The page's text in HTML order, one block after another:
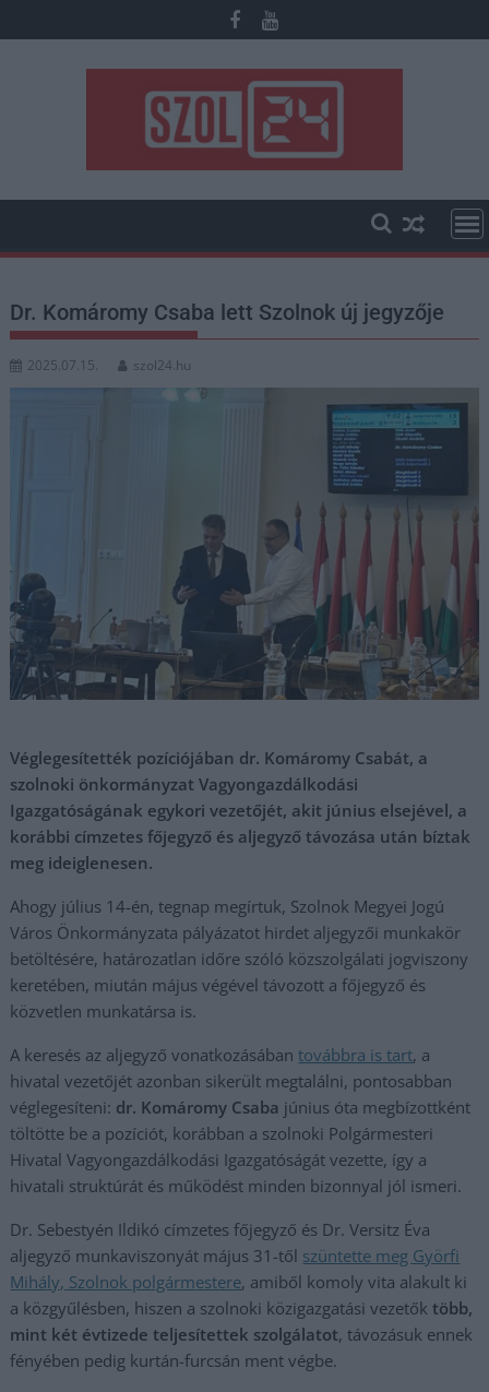
to
Dr. Komáromy Csaba lett Szolnok új jegyzője
2025.07.15. szol24.hu
Véglegesítették pozíciójában dr. Komáromy Csabát, a
szolnoki önkormányzat Vagyongazdálkodási
Igazgatóságának egykori vezetőjét, akit június elsejével, a
korábbi címzetes főjegyző és aljegyző távozása után bíztak
meg ideiglenesen.
Ahogy július 14-én, tegnap megírtuk, Szolnok Megyei Jogú
Város Önkormányzata pályázatot hirdet aljegyzői munkakör
betöltésére, határozatlan időre szóló közszolgálati jogviszony
keretében, miután május végével távozott a főjegyző és
közvetlen munkatársa is.
A keresés az aljegyző vonatkozásábantovábbra is tart, a
hivatal vezetőjét azonban sikerült megtalálni, pontosabban
véglegesíteni: dr. Komáromy Csaba június óta megbízottként
töltötte be a pozíciót, korábban a szolnoki Polgármesteri
Hivatal Vagyongazdálkodási Igazgatóságát vezette, így a
hivatali struktúrát és működést minden bizonnyal jól ismeri.
Dr. Sebestyén Ildikó címzetes főjegyző és Dr. Versitz Éva
aljegyző munkaviszonyát május 31-től szüntette meg Györfi
Mihály, Szolnok polgármestere, amiből komoly vita alakult ki
a közgyűlésben, hiszen a szolnoki közigazgatási vezetők több,
mint két évtizede teljesítettek szolgálatot, távozásuk ennek
fényében pedig kurtán-furcsán ment végbe.